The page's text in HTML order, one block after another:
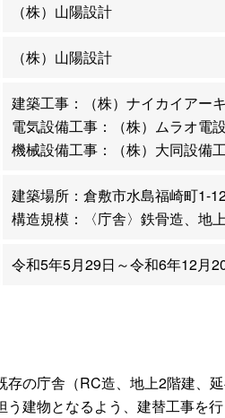
（株）山陽設計
（株）山陽設計
建築工事：（株）ナイカイアー
電気設備工事：（株）ムラオ電
機械設備工事：（株）大同設備
建築場所：倉敷市水島福崎町1-
構造規模：〈庁舎〉鉄骨造、地
令和5年5月29日～令和6年12月
存の庁舎（RC造、地上2階建、
う建物となるよう、建替工事を